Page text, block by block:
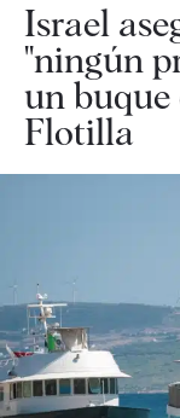
Israel
"ningún
un
Flotilla